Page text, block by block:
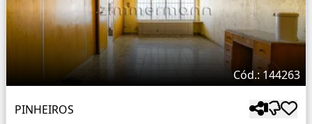
Cód.: 144263
PINHEIROS